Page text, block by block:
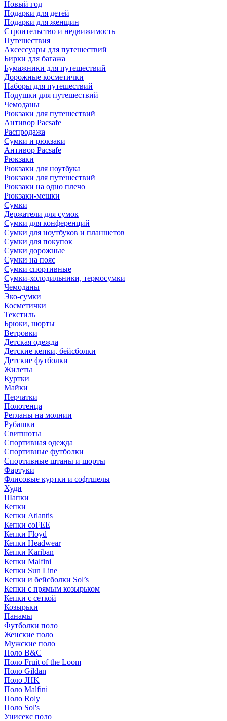
Новый год
Подарки для детей
Подарки для женщин
Строительство и недвижимость
Путешествия
Аксессуары для путешествий
Бирки для багажа
Бумажники для путешествий
Дорожные косметички
Наборы для путешествий
Подушки для путешествий
Чемоданы
Рюкзаки для путешествий
Антивор Pacsafe
Распродажа
Сумки и рюкзаки
Антивор Pacsafe
Рюкзаки
Рюкзаки для ноутбука
Рюкзаки для путешествий
Рюкзаки на одно плечо
Рюкзаки-мешки
Сумки
Держатели для сумок
Сумки для конференций
Сумки для ноутбуков и планшетов
Сумки для покупок
Сумки дорожные
Сумки на пояс
Сумки спортивные
Сумки-холодильники, термосумки
Чемоданы
Эко-сумки
Косметички
Текстиль
Брюки, шорты
Ветровки
Детская одежда
Детские кепки, бейсболки
Детские футболки
Жилеты
Куртки
Майки
Перчатки
Полотенца
Регланы на молнии
Рубашки
Свитшоты
Спортивная одежда
Спортивные футболки
Спортивные штаны и шорты
Фартуки
Флисовые куртки и софтшелы
Худи
Шапки
Кепки
Кепки Atlantis
Кепки coFEE
Кепки Floyd
Кепки Headwear
Кепки Kariban
Кепки Malfini
Кепки Sun Line
Кепки и бейсболки Sol’s
Кепки с прямым козырьком
Кепки с сеткой
Козырьки
Панамы
Футболки поло
Женские поло
Мужские поло
Поло B&C
Поло Fruit of the Loom
Поло Gildan
Поло JHK
Поло Malfini
Поло Roly
Поло Sol's
Унисекс поло